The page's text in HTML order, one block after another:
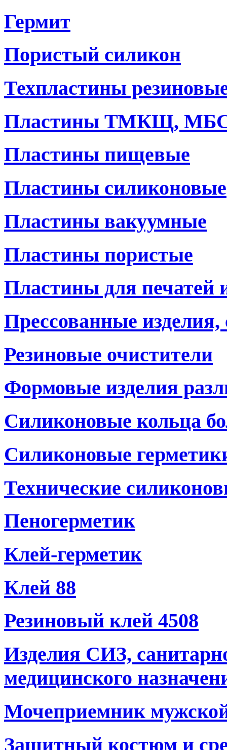
Гермит
Пористый силикон
Техпластины
Пластины ТМКЩ,
Пластины пищевые
Пластины силиконовые
Пластины вакуумные
Пластины пористые
Пластины для печатей
Прессованные
Резиновые очистители
Формовые изделия
Силиконовые кольца
Силиконовые
Технические
Пеногерметик
Клей-герметик
Клей 88
Резиновый клей 4508
Изделия СИЗ,
медицинского
Мочеприемник
Защитный костюм и